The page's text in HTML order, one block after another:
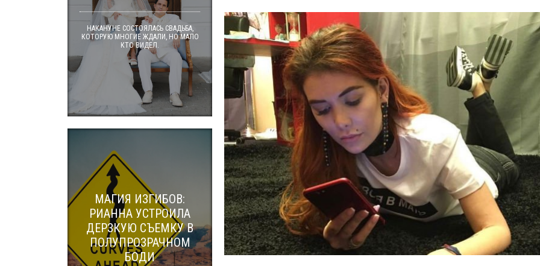
НАКАНУНЕ СОСТОЯЛАСЬ СВАДЬБА,
КОТОРУЮ МНОГИЕ ЖДАЛИ, НО МАЛО
КТО ВИДЕЛ.
МАГИЯ ИЗГИБОВ:
РИАННА УСТРОИЛА
ДЕРЗКУЮ СЪЕМКУ В
ПОЛУПРОЗРАЧНОМ
БОДИ